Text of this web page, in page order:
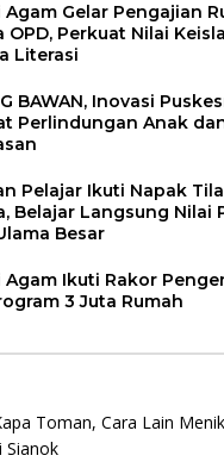
Agam Gelar Pengajian
OPD, Perkuat Nilai
Literasi
BAWAN, Inovasi
Perlindungan Anak
Pelajar Ikuti Napak
Belajar Langsung Nilai
Besar
Agam Ikuti Rakor
3 Juta Rumah
Toman, Cara Lain
Sianok